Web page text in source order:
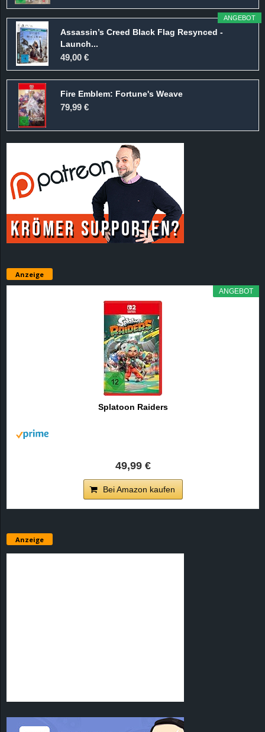
ANGEBOT
Assassin’s Creed Black Flag Resynced -
Launch...
49,00 €
Fire Emblem: Fortune's Weave
79,99 €
Anzeige
ANGEBOT
Splatoon Raiders
49,99 €
Bei Amazon kaufen
Anzeige